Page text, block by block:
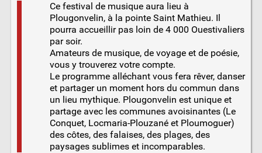
Ce festival de musique aura lieu à
Plougonvelin, à la pointe Saint Mathieu. Il
pourra accueillir pas loin de 4 000 Ouestivaliers
par soir.
Amateurs de musique, de voyage et de poésie,
vous y trouverez votre compte.
Le programme alléchant vous fera rêver, danser
et partager un moment hors du commun dans
un lieu mythique. Plougonvelin est unique et
partage avec les communes avoisinantes (Le
Conquet, Locmaria-Plouzané et Ploumoguer)
des côtes, des falaises, des plages, des
paysages sublimes et incomparables.